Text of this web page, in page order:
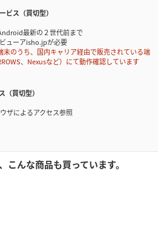
ビス（買切型）
最新の２世代前まで
ューアisho.jpが必要
のうち、国内キャリア経由で販売されている端
、Nexusなど）にて動作確認しています
（買切型）
ザによるアクセス参照
こんな商品も買っています。